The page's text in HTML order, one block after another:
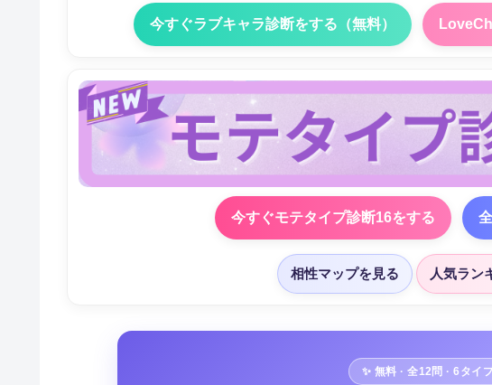
今すぐラブキャラ診断をする（無料）
今すぐモテタイプ診断16をする
相性マップを見る 人気ラン
✨ 無料 · 全12問 · 6タイ